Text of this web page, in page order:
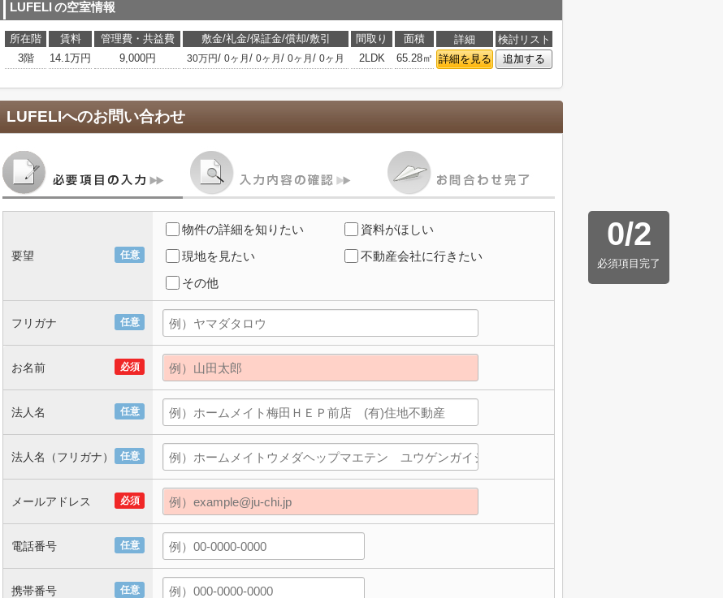
LUFELI の空室情報
所在階 賃料 管理費・共益費 敷金/礼金/保証金/償却/敷引 間取り 面積 詳細
検討リスト
3階
14.1万円 9,000円 30万円/ 0ヶ月 / 0ヶ月 / 0ヶ月 / 0ヶ月 2LDK 65.28㎡ 詳細を見る 追加する
LUFELIへのお問い合わせ
0/2
必須項目完了
任意
要望
物件の詳細を知りたい
資料がほしい
現地を見たい
不動産会社に行きたい
その他
任意
フリガナ
必須
お名前
任意
法人名
任意
法人名（フリガナ）
必須
メールアドレス
任意
電話番号
任意
携帯番号